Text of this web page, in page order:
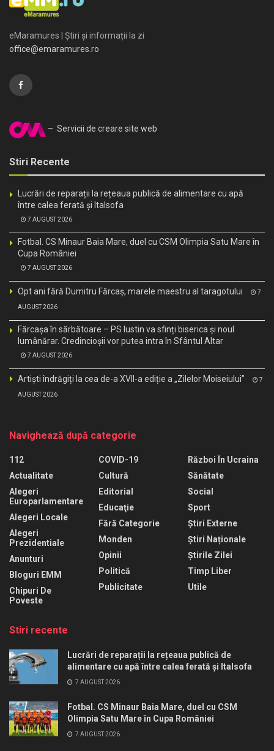
eMaramures | Știri și informații la zi
office@emaramures.ro
– Servicii de creare site web
Stiri Recente
Lucrări de reparații la rețeaua publică de alimentare cu apă
între calea ferată și Italsofa
7 AUGUST 2026
Fotbal. CS Minaur Baia Mare, duel cu CSM Olimpia Satu Mare în
Cupa României
7 AUGUST 2026
Opt ani fără Dumitru Fărcaș, marele maestru al taragotului 7
AUGUST 2026
Fărcașa în sărbătoare – PS Iustin va sfinți biserica și noul
lumânărar. Credincioșii vor putea intra în Sfântul Altar
7 AUGUST 2026
Artiști îndrăgiți la cea de-a XVII-a ediție a „Zilelor Moiseiului” 7
AUGUST 2026
Navighează după categorie
112
Actualitate
Alegeri
Europarlamentare
Alegeri Locale
Alegeri
Prezidentiale
Anunturi
Bloguri EMM
Chipuri De
Poveste
COVID-19
Cultură
Editorial
Educaţie
Fără Categorie
Monden
Opinii
Politică
Publicitate
Război În Ucraina
Sănătate
Social
Sport
Știri Externe
Știri Naționale
Știrile Zilei
Timp Liber
Utile
Stiri recente
Lucrări de reparații la rețeaua publică de
alimentare cu apă între calea ferată și Italsofa
7 AUGUST 2026
Fotbal. CS Minaur Baia Mare, duel cu CSM
Olimpia Satu Mare în Cupa României
7 AUGUST 2026